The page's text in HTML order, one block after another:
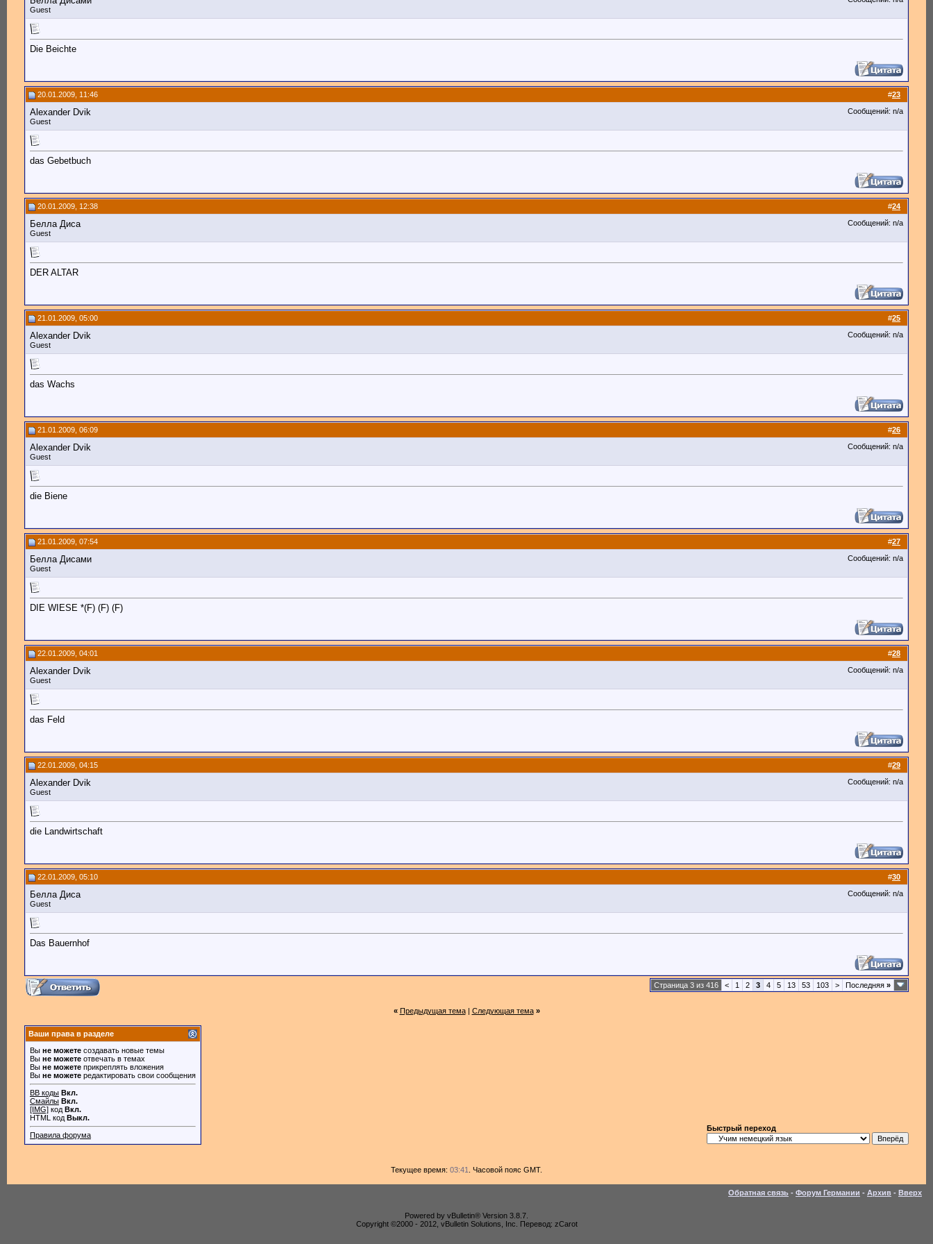
Guest
Die Beichte
#23
20.01.2009, 11:46
Alexander Dvik
Guest
Сообщений: n/a
das Gebetbuch
#24
20.01.2009, 12:38
Белла Диса
Guest
Сообщений: n/a
DER ALTAR
#25
21.01.2009, 05:00
Alexander Dvik
Guest
Сообщений: n/a
das Wachs
#26
21.01.2009, 06:09
Alexander Dvik
Guest
Сообщений: n/a
die Biene
#27
21.01.2009, 07:54
Белла Дисами
Guest
Сообщений: n/a
DIE WIESE *(F) (F) (F)
#28
22.01.2009, 04:01
Alexander Dvik
Guest
Сообщений: n/a
das Feld
#29
22.01.2009, 04:15
Alexander Dvik
Guest
Сообщений: n/a
die Landwirtschaft
#30
22.01.2009, 05:10
Белла Диса
Guest
Сообщений: n/a
Das Bauernhof
Страница 3 из 416 < 1 2 3 4 5 13 53 103 > Последняя »
« Предыдущая тема| Следующая тема »
Ваши права в разделе
Вы не можете создавать новые темы
Вы не можете отвечать в темах
Вы не можете прикреплять вложения
Вы не можете редактировать свои сообщения
BB коды Вкл.
Смайлы Вкл.
[IMG] код Вкл.
HTML код Выкл.
Правила форума
Быстрый переход
Текущее время: 03:41 . Часовой пояс GMT.
Обратная связь - Форум Германии - Архив - Вверх
Powered by vBulletin® Version 3.8.7.
Copyright ©2000 - 2012, vBulletin Solutions, Inc. Перевод: zCarot